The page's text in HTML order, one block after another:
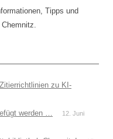
Tipps und
zu KI-
werden …
12. Juni